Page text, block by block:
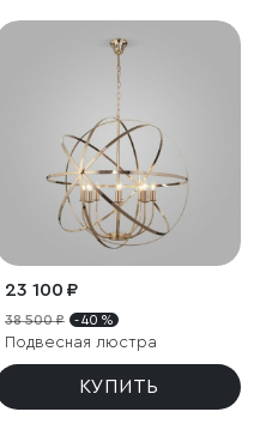
23 100 ₽
38 500 ₽ - 40 %
Подвесная люстра
КУПИТЬ